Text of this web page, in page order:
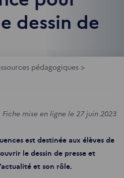
dessin de
pédagogiques >
Fiche mise en ligne le 27 juin 2023
est destinée aux élèves de
le dessin de presse et
et son rôle.